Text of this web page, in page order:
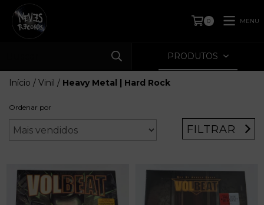
0 MENU
PRODUTOS
Início / Vinil / Heavy Metal | Hard Rock
Ordenar por
FILTRAR